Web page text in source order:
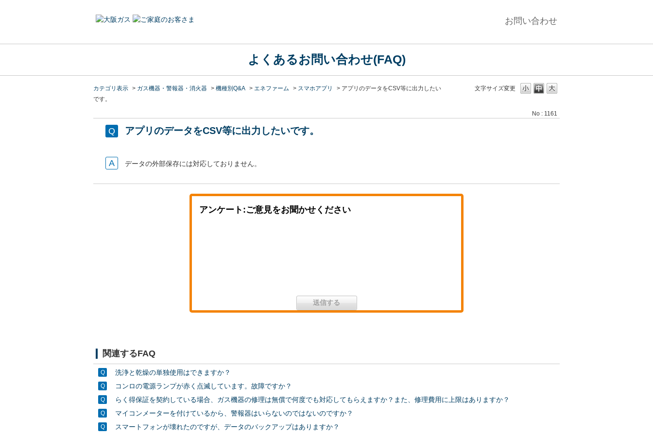
お問い合わせ
よくあるお問い合わせ(FAQ)
文字サイズ変更
カテゴリ表示 > ガス機器・警報器・消火器 > 機種別Q&A > エネファーム > スマホアプリ > アプリのデータをCSV等に出力したい
です。
No : 1161
アプリのデータをCSV等に出力したいです。
データの外部保存には対応しておりません。
アンケート:ご意見をお聞かせください
関連するFAQ
洗浄と乾燥の単独使用はできますか？
コンロの電源ランプが赤く点滅しています。故障ですか？
らく得保証を契約している場合、ガス機器の修理は無償で何度でも対応してもらえますか？また、修理費用に上限はありますか？
マイコンメーターを付けているから、警報器はいらないのではないのですか？
スマートフォンが壊れたのですが、データのバックアップはありますか？